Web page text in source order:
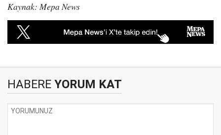
Kaynak: Mepa News
HABERE YORUM KAT